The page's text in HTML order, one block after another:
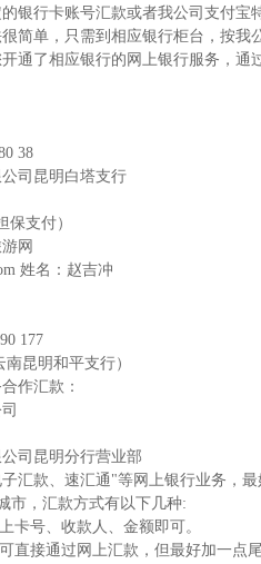
银行卡账号汇款或者我公司支付宝
简单，只需到相应银行柜台，按
通了相应银行的网上银行服务，
38
司昆明白塔支行
保支付）
网
姓名：赵吉冲
177
昆明和平支行）
作汇款：
司昆明分行营业部
汇款、速汇通"等网上银行业务，最
市，汇款方式有以下几种:
卡号、收款人、金额即可。
直接通过网上汇款，但最好加一点